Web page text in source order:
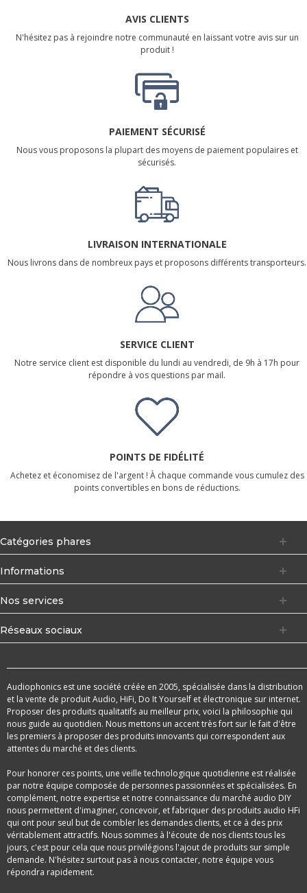
AVIS CLIENTS
N'hésitez pas à rejoindre notre communauté en laissant votre avis sur un
produit !
PAIEMENT SÉCURISÉ
Nous vous proposons la plupart des moyens de paiement populaires et
sécurisés.
LIVRAISON INTERNATIONALE
Nous livrons dans de nombreux pays et proposons différents transporteurs.
SERVICE CLIENT
Notre service client est disponible du lundi au vendredi, de 9h à 17h pour
répondre à vos questions par mail.
POINTS DE FIDÉLITÉ
Achetez et économisez de l'argent ! À chaque commande vous cumulez des
points convertibles en bons de réductions.
Catégories phares
Informations
Nos services
Réseaux sociaux
Audiophonics est une société créée en 2005, spécialisée dans la distribution
et la vente de produit Audio, HiFi, Do It Yourself et électronique sur internet.
Proposer des produits qualitatifs au meilleur prix, voici la philosophie qui
nous guide au quotidien. Nous mettons un accent très fort sur le fait d'être
les premiers à proposer des produits innovants qui correspondent aux
attentes du marché et des clients.
Pour honorer ces points, une veille technologique quotidienne est réalisée
par notre équipe composée de personnes passionnées et spécialisées. En
complément, notre expertise et notre connaissance du marché audio DIY
nous permettent d'imaginer, concevoir, et fabriquer des produits audio HFi
qui ont pour seul but de combler les demandes clients, et ce à des prix
véritablement attractifs. Nous sommes à l'écoute de nos clients tous les
jours, c'est pour cela que nous privilégions l'ajout de produits sur simple
demande. N'hésitez surtout pas à nous contacter, notre équipe vous
répondra rapidement.